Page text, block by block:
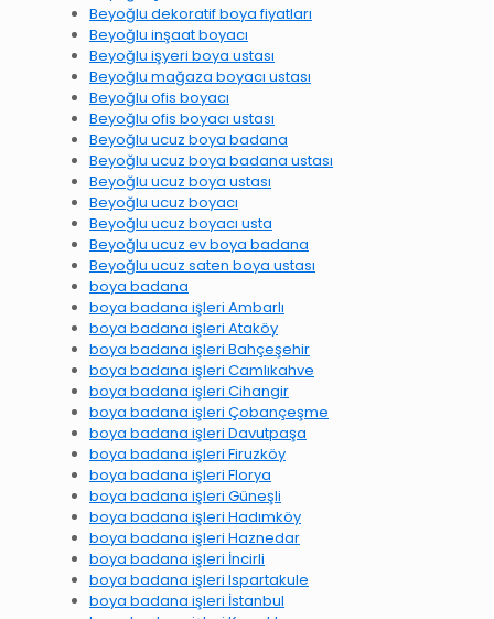
Beyoğlu dekoratif boya fiyatları
Beyoğlu inşaat boyacı
Beyoğlu işyeri boya ustası
Beyoğlu mağaza boyacı ustası
Beyoğlu ofis boyacı
Beyoğlu ofis boyacı ustası
Beyoğlu ucuz boya badana
Beyoğlu ucuz boya badana ustası
Beyoğlu ucuz boya ustası
Beyoğlu ucuz boyacı
Beyoğlu ucuz boyacı usta
Beyoğlu ucuz ev boya badana
Beyoğlu ucuz saten boya ustası
boya badana
boya badana işleri Ambarlı
boya badana işleri Ataköy
boya badana işleri Bahçeşehir
boya badana işleri Camlıkahve
boya badana işleri Cihangir
boya badana işleri Çobançeşme
boya badana işleri Davutpaşa
boya badana işleri Firuzköy
boya badana işleri Florya
boya badana işleri Güneşli
boya badana işleri Hadımköy
boya badana işleri Haznedar
boya badana işleri İncirli
boya badana işleri Ispartakule
boya badana işleri İstanbul